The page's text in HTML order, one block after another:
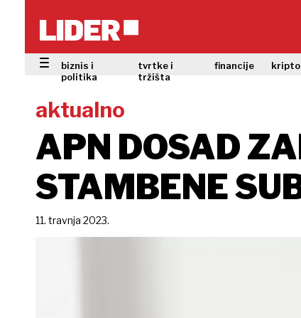
biznis i
politika
tvrtke i
tržišta
financije kripto
aktualno
APN DOSAD
STAMBENE
11. travnja 2023.